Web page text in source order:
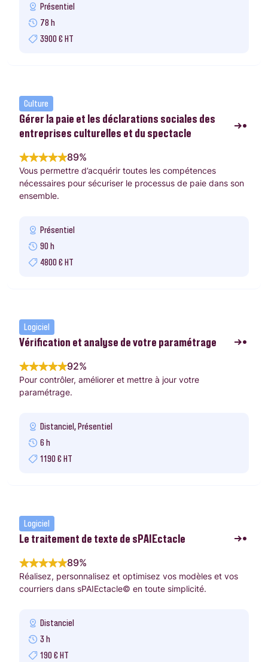
Présentiel
78 h
3900 € HT
Culture
Gérer la paie et les déclarations sociales des
entreprises culturelles et du spectacle
89%
Vous permettre d’acquérir toutes les compétences
nécessaires pour sécuriser le processus de paie dans son
ensemble.
Présentiel
90 h
4800 € HT
Logiciel
Vérification et analyse de votre paramétrage
92%
Pour contrôler, améliorer et mettre à jour votre
paramétrage.
Distanciel, Présentiel
6 h
1190 € HT
Logiciel
Le traitement de texte de sPAIEctacle
89%
Réalisez, personnalisez et optimisez vos modèles et vos
courriers dans sPAIEctacle© en toute simplicité.
Distanciel
3 h
190 € HT